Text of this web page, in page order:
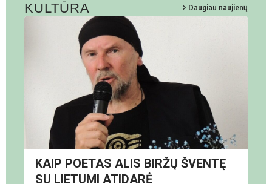
KULTŪRA Daugiau naujienų
KAIP POETAS ALIS BIRŽŲ ŠVENTĘ
SU LIETUMI ATIDARĖ